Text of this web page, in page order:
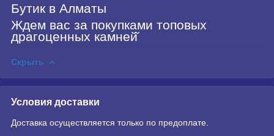
Бутик в Алматы
Ждем вас за покупками топовых
драгоценных камней̆
Скрыть
Условия доставки
Доставка осуществляется только по предоплате.